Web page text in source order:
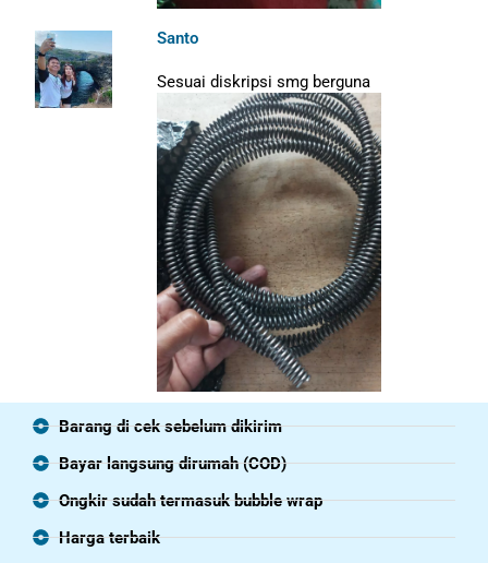
Santo
Sesuai diskripsi smg berguna
Barang di cek sebelum dikirim
Bayar langsung dirumah (COD)
Ongkir sudah termasuk bubble wrap
Harga terbaik